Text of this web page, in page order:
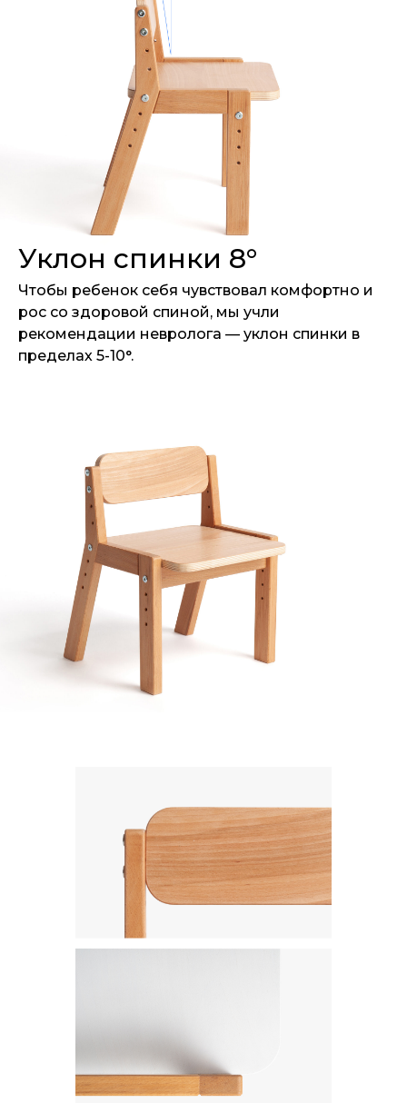
Уклон спинки 8°
Чтобы ребенок себя чувствовал комфортно и
рос со здоровой спиной, мы учли
рекомендации невролога — уклон спинки в
пределах 5-10°.